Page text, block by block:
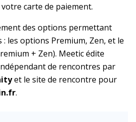
carte de paiement.
des options permettant
: les options Premium, Zen, et le
+ Zen). Meetic édite
de rencontres par
et le site de rencontre pour
.